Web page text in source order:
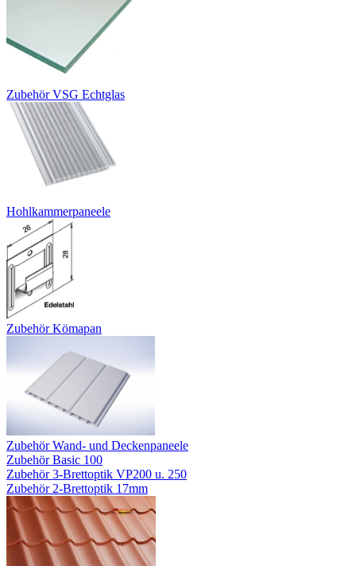
Zubehör VSG Echtglas
Hohlkammerpaneele
Zubehör Kömapan
Zubehör Wand- und Deckenpaneele
Zubehör Basic 100
Zubehör 3-Brettoptik VP200 u. 250
Zubehör 2-Brettoptik 17mm